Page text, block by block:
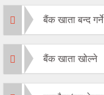
बैंक खाता बन्द गर्ने
बैंक खाता खोल्ने